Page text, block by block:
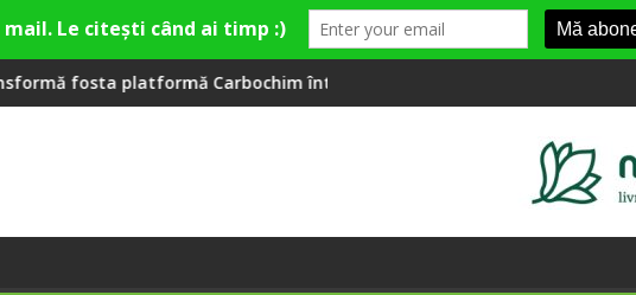
într-un nou centru cultural și de divertisment din Cluj-Napoca
Când luna devine o întrebare